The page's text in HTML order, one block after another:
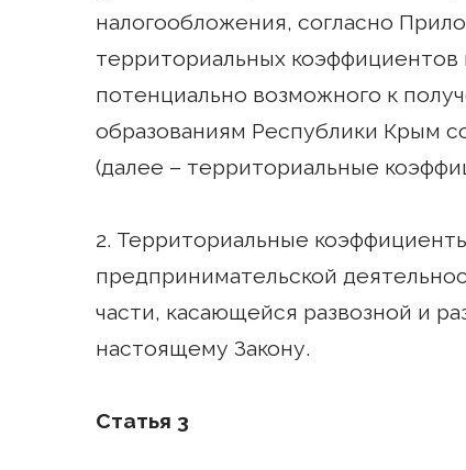
налогообложения, согласно
территориальных
потенциально возможного к
образованиям Республики Крым
(далее – территориальные
2. Территориальные
предпринимательской
части, касающейся развозной и
настоящему Закону.
Статья 3